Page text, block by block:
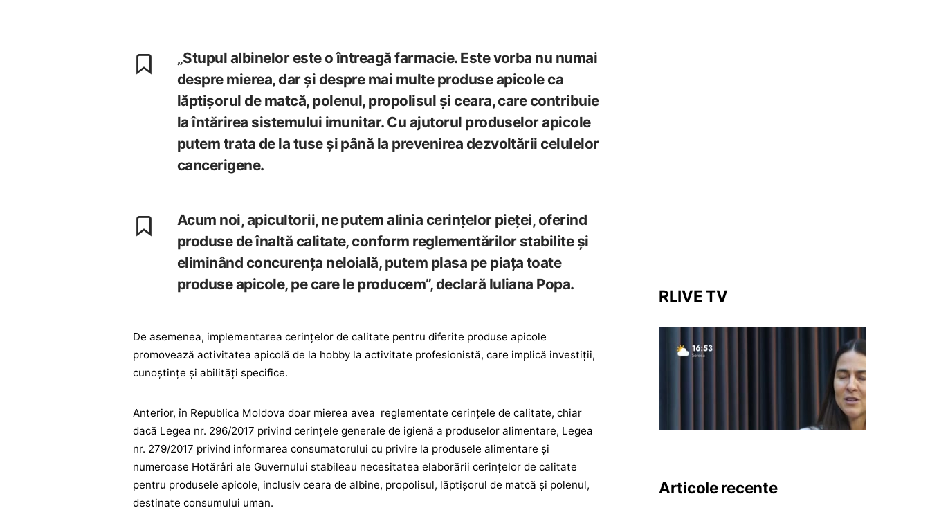
„Stupul albinelor este o întreagă farmacie. Este vorba nu numai
despre mierea, dar și despre mai multe produse apicole ca
lăptișorul de matcă, polenul, propolisul și ceara, care contribuie
la întărirea sistemului imunitar. Cu ajutorul produselor apicole
putem trata de la tuse și până la prevenirea dezvoltării celulelor
cancerigene.
Acum noi, apicultorii, ne putem alinia cerințelor pieței, oferind
produse de înaltă calitate, conform reglementărilor stabilite și
eliminând concurența neloială, putem plasa pe piața toate
produse apicole, pe care le producem”, declară Iuliana Popa.
De asemenea, implementarea cerințelor de calitate pentru diferite produse apicole
promovează activitatea apicolă de la hobby la activitate profesionistă, care implică investiții,
cunoștințe și abilități specifice.
Anterior, în Republica Moldova doar mierea avea reglementate cerințele de calitate, chiar
dacă Legea nr. 296/2017 privind cerințele generale de igienă a produselor alimentare, Legea
nr. 279/2017 privind informarea consumatorului cu privire la produsele alimentare și
numeroase Hotărâri ale Guvernului stabileau necesitatea elaborării cerințelor de calitate
pentru produsele apicole, inclusiv ceara de albine, propolisul, lăptișorul de matcă și polenul,
destinate consumului uman.
RLIVE TV
Articole recente